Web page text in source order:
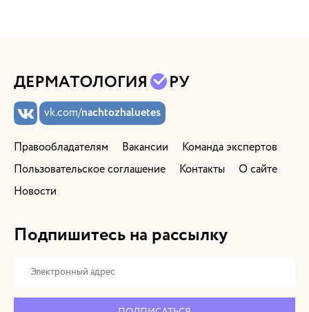
vk.com/nachtozhaluetes
Правообладателям Вакансии
Команда экспертов
Пользовательское соглашение
Контакты
О сайте
Новости
Подпишитесь на рассылку